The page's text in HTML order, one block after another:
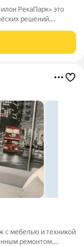
РекаПарк» это
решений,
проект для
ремонтом.